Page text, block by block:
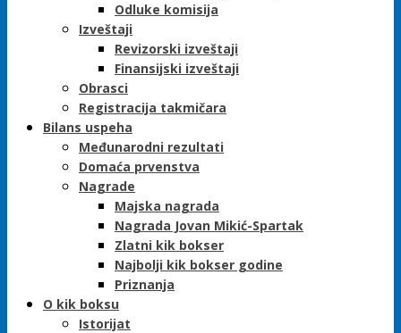
Odluke komisija
Izveštaji
Revizorski izveštaji
Finansijski izveštaji
Obrasci
Registracija takmičara
Bilans uspeha
Međunarodni rezultati
Domaća prvenstva
Nagrade
Majska nagrada
Nagrada Jovan Mikić-Spartak
Zlatni kik bokser
Najbolji kik bokser godine
Priznanja
O kik boksu
Istorijat